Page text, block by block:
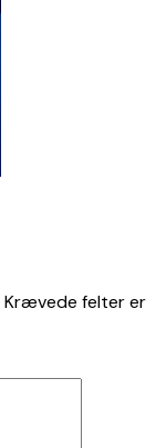
Krævede felter er